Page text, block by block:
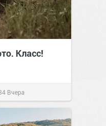
Класс!
Вчера